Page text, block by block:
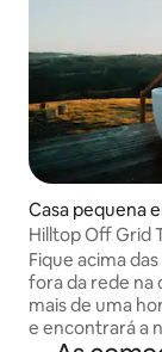
Casa pequena
eek
Hilltop Off Grid
Externa
Fique acima
fora da rede na colina!
mais de uma
e encontrará a